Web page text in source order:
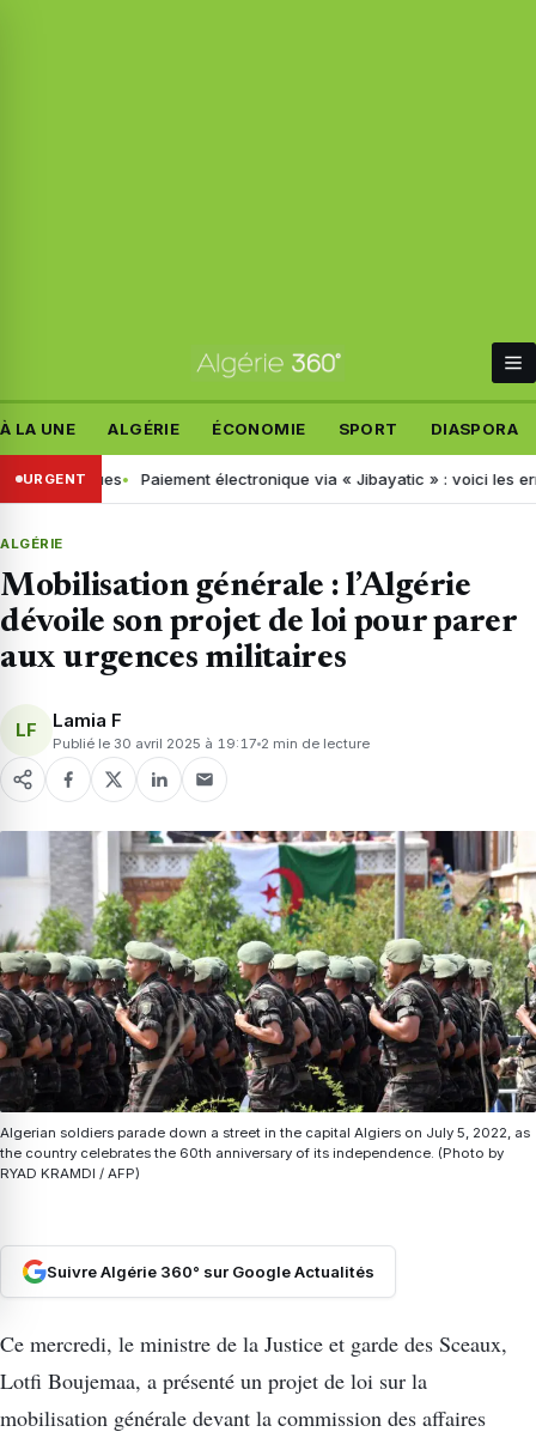
À LA UNE ALGÉRIE ÉCONOMIE SPORT DIASPORA
URGENTPaiement électronique via « Jibayatic » : voici les erreurs à
ALGÉRIE
Mobilisation générale : l’Algérie
dévoile son projet de loi pour parer
aux urgences militaires
LF Lamia F
Publié le 30 avril 2025 à 19:17 2 min de lecture
Algerian soldiers parade down a street in the capital Algiers on July 5, 2022, as
the country celebrates the 60th anniversary of its independence. (Photo by
RYAD KRAMDI / AFP)
Suivre Algérie 360° sur Google Actualités
Ce mercredi, le ministre de la Justice et garde des Sceaux,
Lotfi Boujemaa, a présenté un projet de loi sur la
mobilisation générale devant la commission des affaires